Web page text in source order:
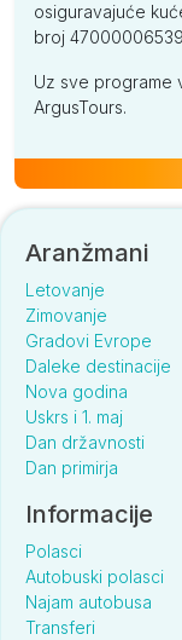
osiguravajuće
broj
Uz sve programe
ArgusTours.
Aranžmani
Letovanje
Zimovanje
Gradovi Evrope
Daleke destinacije
Nova godina
Uskrs i 1. maj
Dan državnosti
Dan primirja
Informacije
Polasci
Autobuski polasci
Najam autobusa
Transferi